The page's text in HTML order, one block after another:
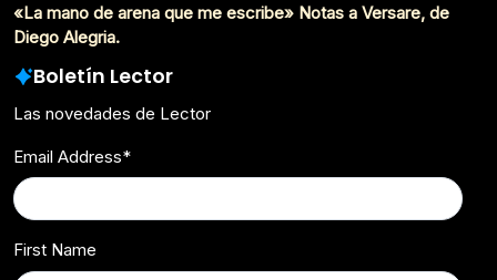
«La mano de arena que me escribe» Notas a Versare, de
Diego Alegria.
Boletín Lector
Las novedades de Lector
Email Address*
First Name